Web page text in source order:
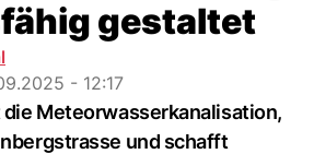
gestaltet
- 12:17
Meteorwasserkanalisation,
und schafft